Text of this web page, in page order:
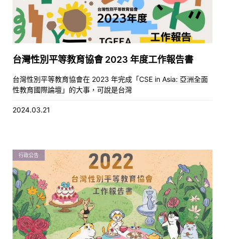
台灣性別平等教育協會 2023 年度工作報告書
台灣性別平等教育協會在 2023 年完成「CSE in Asia: 亞洲全面
性教育國際論壇」的大事，可說是台灣
2024.03.21
行政公告